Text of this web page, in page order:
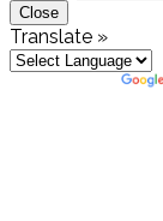
Close
Translate »